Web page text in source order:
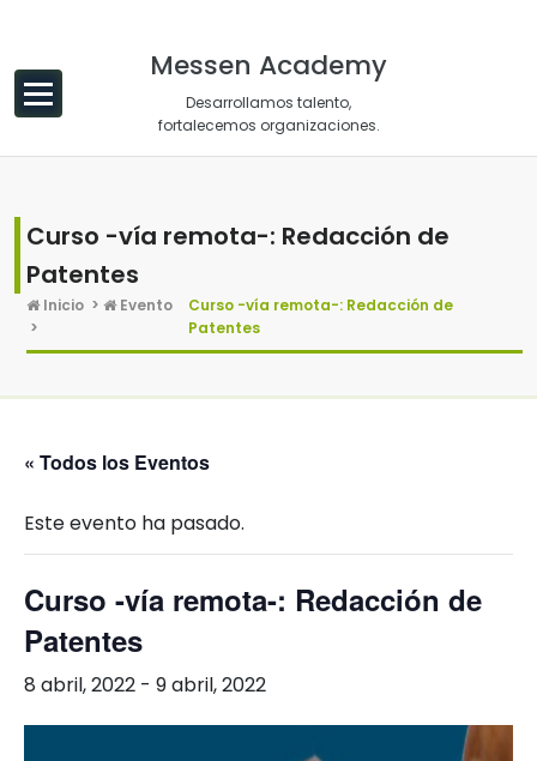
Messen Academy
Desarrollamos talento,
fortalecemos organizaciones.
Curso -vía remota-: Redacción de
Patentes
Inicio >
Evento
>
Curso -vía remota-: Redacción de
Patentes
« Todos los Eventos
Este evento ha pasado.
Curso -vía remota-: Redacción de
Patentes
8 abril, 2022 - 9 abril, 2022